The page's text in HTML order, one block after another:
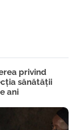
privind
sănătății
ani